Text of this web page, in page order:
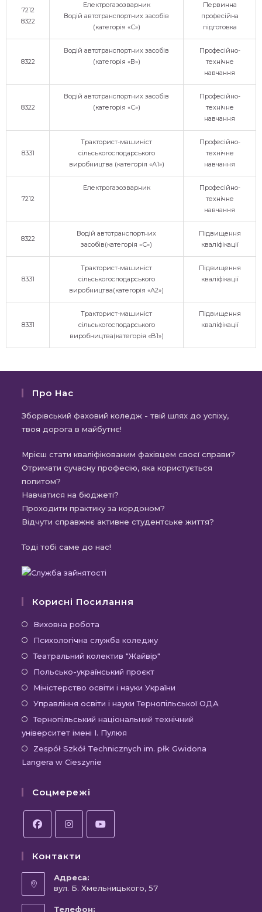
7212
8322
Електрогазозварник
Водій автотранспортних засобів
(категорія «С»)
Первинна
професійна
підготовка
8322
Водій автотранспортних засобів
(категорія «В»)
Професійно-
технічне
навчання
8322
Водій автотранспортних засобів
(категорія «С»)
Професійно-
технічне
навчання
8331
Тракторист-машиніст
сільськогосподарського
виробництва (категорія «А1»)
Професійно-
технічне
навчання
7212
Електрогазозварник
Професійно-
технічне
навчання
8322
Водій автотранспортних
засобів(категорія «С»)
Підвищення
кваліфікації
8331
Тракторист-машиніст
сільськогосподарського
виробництва(категорія «А2»)
Підвищення
кваліфікації
8331
Тракторист-машиніст
сільськогосподарського
виробництва(категорія «B1»)
Підвищення
кваліфікації
Про Нас
Зборівський фаховий коледж - твій шлях до успіху,
твоя дорога в майбутнє!
Мрієш стати кваліфікованим фахівцем своєї справи?
Отримати сучасну професію, яка користується
попитом?
Навчатися на бюджеті?
Проходити практику за кордоном?
Відчути справжнє активне студентське життя?
Тоді тобі саме до нас!
Корисні Посилання
Виховна робота
Психологічна служба коледжу
Театральний колектив "Жайвір"
Польсько-український проєкт
Міністерство освіти і науки України
Управління освіти і науки Тернопільської ОДА
Тернопільський національний технічний
університет імені І. Пулюя
Zespół Szkół Technicznych im. płk Gwidona
Langera w Cieszynie
Соцмережі
Контакти
Адреса:
вул. Б. Хмельницького, 57
Телефон: